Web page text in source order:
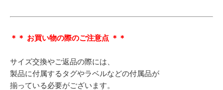
＊＊ お買い物の際のご注意点 ＊＊
サイズ交換やご返品の際には、
製品に付属するタグやラベルなどの付属品が
揃っている必要がございます。